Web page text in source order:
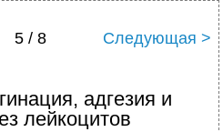
5 / 8 Следующая >
адгезия и
лейкоцитов